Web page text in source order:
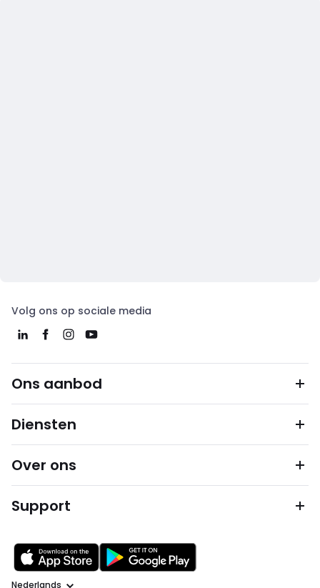
Volg ons op sociale media
Ons aanbod
Diensten
Over ons
Support